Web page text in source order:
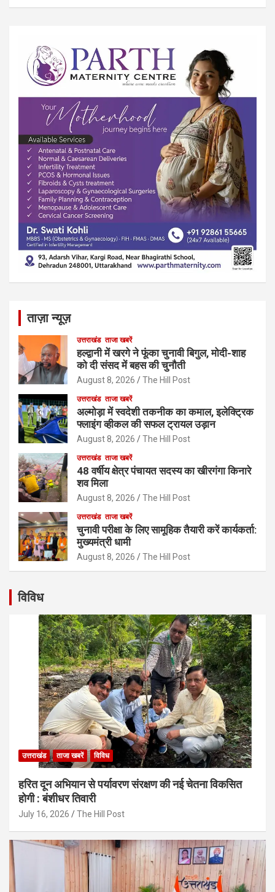
ताज़ा न्यूज़
उत्तराखंड ताजा खबरें
हल्द्वानी में खरगे ने फूंका चुनावी बिगुल, मोदी-शाह
को दी संसद में बहस की चुनौती
August 8, 2026 The Hill Post
उत्तराखंड ताजा खबरें
अल्मोड़ा में स्वदेशी तकनीक का कमाल, इलेक्ट्रिक
फ्लाइंग व्हीकल की सफल ट्रायल उड़ान
August 8, 2026 The Hill Post
उत्तराखंड ताजा खबरें
48 वर्षीय क्षेत्र पंचायत सदस्य का खीरगंगा किनारे
शव मिला
August 8, 2026 The Hill Post
उत्तराखंड ताजा खबरें
चुनावी परीक्षा के लिए सामूहिक तैयारी करें कार्यकर्ता:
मुख्यमंत्री धामी
August 8, 2026 The Hill Post
विविध
उत्तराखंड ताजा खबरें विविध
हरित दून अभियान से पर्यावरण संरक्षण की नई चेतना विकसित
होगी : बंशीधर तिवारी
July 16, 2026 The Hill Post